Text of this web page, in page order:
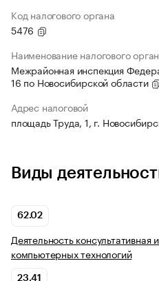
Код налогового органа
5476
Наименование налогового
Межрайонная инспекция
16 по Новосибирской области
Адрес налоговой
площадь Труда, 1, г.
Виды
62.02
Деятельность
компьютерных технологий
23.41